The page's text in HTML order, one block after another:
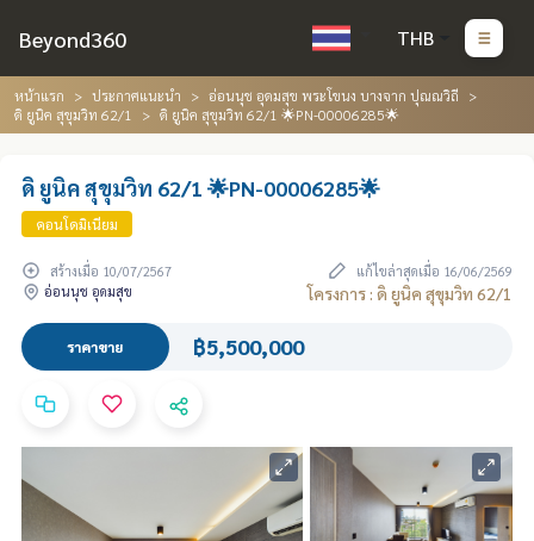
Beyond360 THB
หน้าแรก ประกาศแนะนำ
อ่อนนุช อุดมสุข พระโขนง บางจาก ปุณณวิถี
ดิ ยูนิค สุขุมวิท 62/1
ดิ ยูนิค สุขุมวิท 62/1 🌟PN-00006285🌟
ดิ ยูนิค สุขุมวิท 62/1 🌟PN-00006285🌟
คอนโดมิเนียม
สร้างเมื่อ 10/07/2567
แก้ไขล่าสุดเมื่อ 16/06/2569
อ่อนนุช อุดมสุข
โครงการ : ดิ ยูนิค สุขุมวิท 62/1
ราคาขาย ฿5,500,000